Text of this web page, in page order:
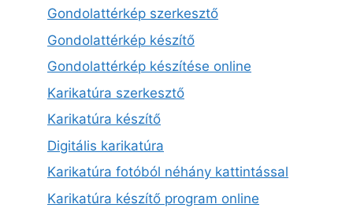
Gondolattérkép szerkesztő
Gondolattérkép készítő
Gondolattérkép készítése online
Karikatúra szerkesztő
Karikatúra készítő
Digitális karikatúra
Karikatúra fotóból néhány kattintással
Karikatúra készítő program online